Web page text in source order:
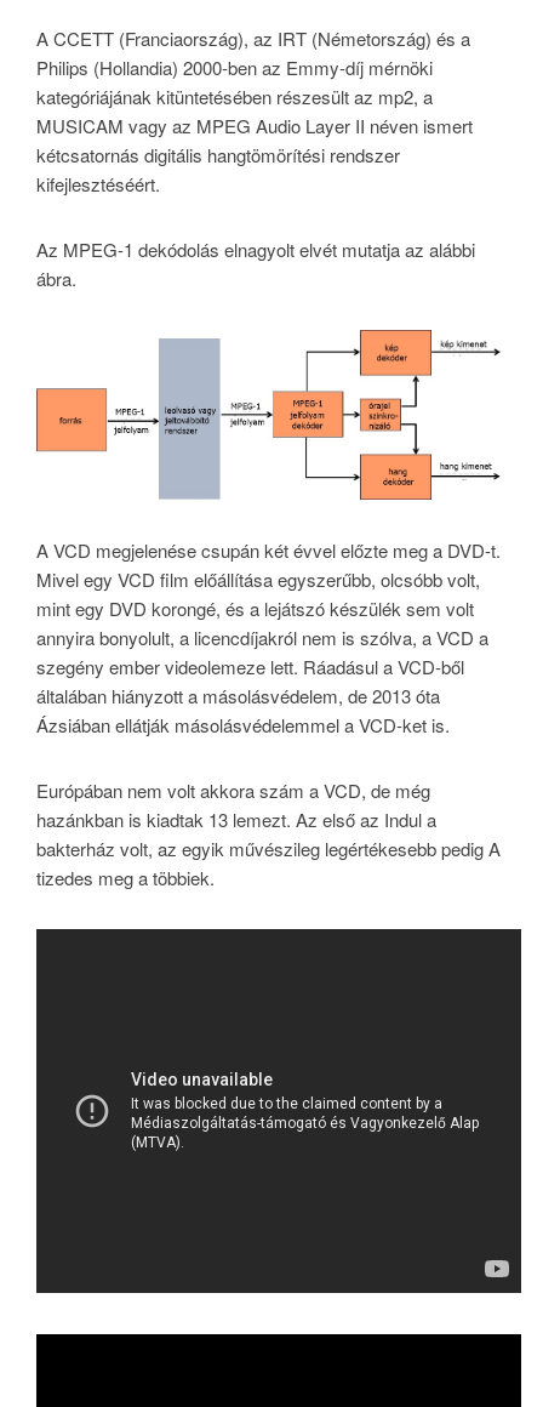
A CCETT (Franciaország), az IRT (Németország) és a
Philips (Hollandia) 2000-ben az Emmy-díj mérnöki
kategóriájának kitüntetésében részesült az mp2, a
MUSICAM vagy az MPEG Audio Layer II néven ismert
kétcsatornás digitális hangtömörítési rendszer
kifejlesztéséért.
Az MPEG-1 dekódolás elnagyolt elvét mutatja az alábbi
ábra.
A VCD megjelenése csupán két évvel előzte meg a DVD-t.
Mivel egy VCD film előállítása egyszerűbb, olcsóbb volt,
mint egy DVD korongé, és a lejátszó készülék sem volt
annyira bonyolult, a licencdíjakról nem is szólva, a VCD a
szegény ember videolemeze lett. Ráadásul a VCD-ből
általában hiányzott a másolásvédelem, de 2013 óta
Ázsiában ellátják másolásvédelemmel a VCD-ket is.
Európában nem volt akkora szám a VCD, de még
hazánkban is kiadtak 13 lemezt. Az első az Indul a
bakterház volt, az egyik művészileg legértékesebb pedig A
tizedes meg a többiek.